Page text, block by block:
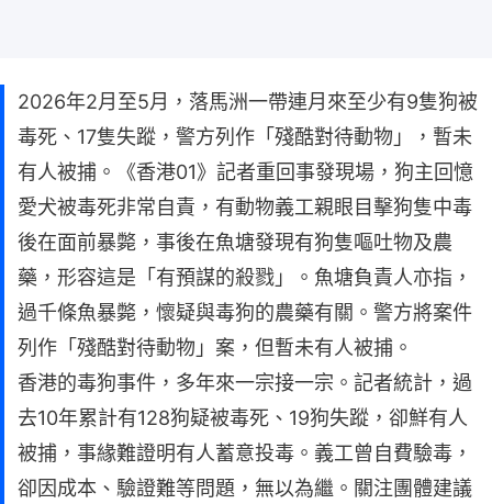
2026年2月至5月，落馬洲一帶連月來至少有9隻狗被
毒死、17隻失蹤，警方列作「殘酷對待動物」，暫未
有人被捕。《香港01》記者重回事發現場，狗主回憶
愛犬被毒死非常自責，有動物義工親眼目擊狗隻中毒
後在面前暴斃，事後在魚塘發現有狗隻嘔吐物及農
藥，形容這是「有預謀的殺戮」。魚塘負責人亦指，
過千條魚暴斃，懷疑與毒狗的農藥有關。警方將案件
列作「殘酷對待動物」案，但暫未有人被捕。
香港的毒狗事件，多年來一宗接一宗。記者統計，過
去10年累計有128狗疑被毒死、19狗失蹤，卻鮮有人
被捕，事緣難證明有人蓄意投毒。義工曾自費驗毒，
卻因成本、驗證難等問題，無以為繼。關注團體建議